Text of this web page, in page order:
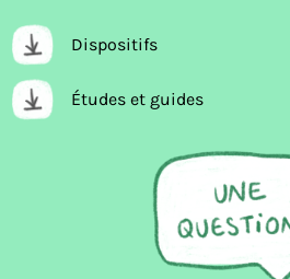
Dispositifs
Études et guides